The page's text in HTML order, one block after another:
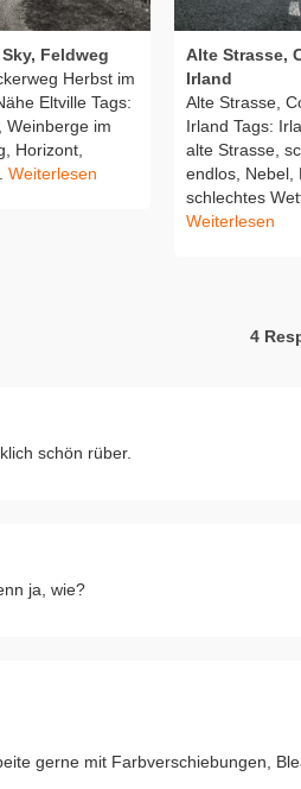
Feldweg
Herbst im
Eltville Tags:
Weinberge im
Horizont,
Weiterlesen
Alte Strasse,
Irland
Alte Strasse,
Irland Tags:
alte Strasse,
endlos, Nebel,
schlechtes
Weiterlesen
4
schön rüber.
ja, wie?
gerne mit Farbverschiebungen,